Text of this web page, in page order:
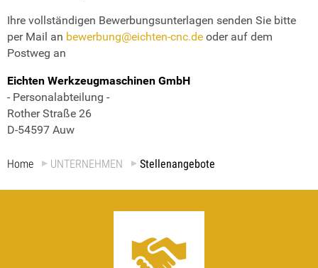
Ihre vollständigen Bewerbungsunterlagen senden Sie bitte
per Mail an bewerbung@eichten-cnc.de oder auf dem
Postweg an
Eichten Werkzeugmaschinen GmbH
- Personalabteilung -
Rother Straße 26
D-54597 Auw
Home UNTERNEHMEN Stellenangebote